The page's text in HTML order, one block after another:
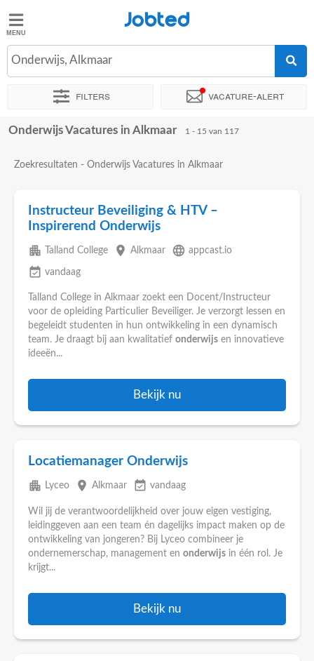
Jobted
Vacatures
Salarissen
Jobted
Onderwijs, Alkmaar
Filters Vacature-alert
Sorteer op Exacte locatie Bedrijf Uitzendbureau
Onderwijs Vacatures in Alkmaar 1 - 15 van 117
Zoekresultaten - Onderwijs Vacatures in Alkmaar
Instructeur Beveiliging & HTV –
Inspirerend Onderwijs
apartment Talland College place Alkmaar language appcast.io
event_available vandaag
Talland College in Alkmaar zoekt een Docent/Instructeur
voor de opleiding Particulier Beveiliger. Je verzorgt lessen en
begeleidt studenten in hun ontwikkeling in een dynamisch
team. Je draagt bij aan kwalitatief onderwijs en innovatieve
ideeën...
Bekijk nu
Locatiemanager Onderwijs
apartment Lyceo place Alkmaar event_available vandaag
Wil jij de verantwoordelijkheid over jouw eigen vestiging,
leidinggeven aan een team én dagelijks impact maken op de
ontwikkeling van jongeren? Bij Lyceo combineer je
ondernemerschap, management en onderwijs in één rol. Je
krijgt...
Bekijk nu